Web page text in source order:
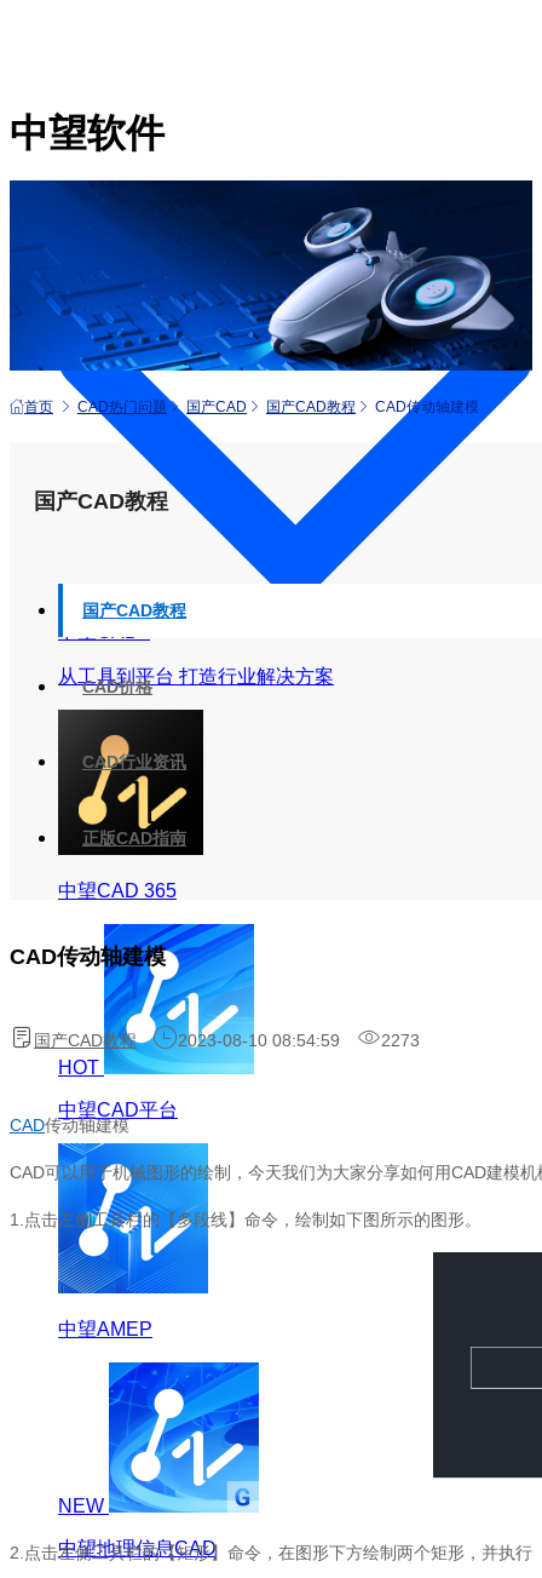
中望软件
产品
从工具到平台 打造行业解决方案
中望CAD 365
HOT
中望CAD平台
中望AMEP
NEW
中望地理信息CAD
首页 CAD热门问题 国产CAD 国产CAD教程 CAD传动轴建模
国产CAD教程
国产CAD教程
CAD价格
CAD行业资讯
正版CAD指南
CAD传动轴建模
国产CAD教程 2023-08-10 08:54:59 2273
CAD传动轴建模
CAD可以用于机械图形的绘制，今天我们为大家分享如何用CAD建模
1.点击左侧工具栏的【多段线】命令，绘制如下图所示的图形。
2.点击左侧工具栏的【矩形】命令，在图形下方绘制两个矩形，并执行